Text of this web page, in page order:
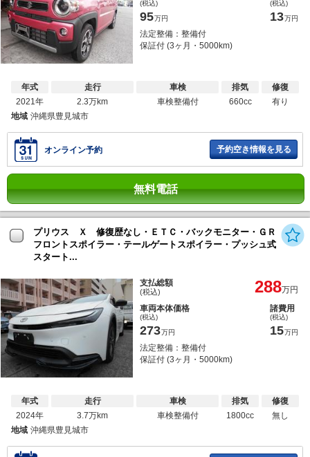
(税込)
95万円
(税込)
13万円
法定整備：整備付
保証付 (3ヶ月・5000km)
年式
2021年
走行
2.3万km
車検
車検整備付
排気
660cc
修復
有り
地域 沖縄県豊見城市
オンライン予約 予約空き情報を見る
無料電話
プリウス Ｘ 修復歴なし・ＥＴＣ・バックモニター・ＧＲ
フロントスポイラー・テールゲートスポイラー・プッシュ式
スタート...
支払総額
(税込) 288万円
車両本体価格
(税込)
273万円
諸費用
(税込)
15万円
法定整備：整備付
保証付 (3ヶ月・5000km)
年式
2024年
走行
3.7万km
車検
車検整備付
排気
1800cc
修復
無し
地域 沖縄県豊見城市